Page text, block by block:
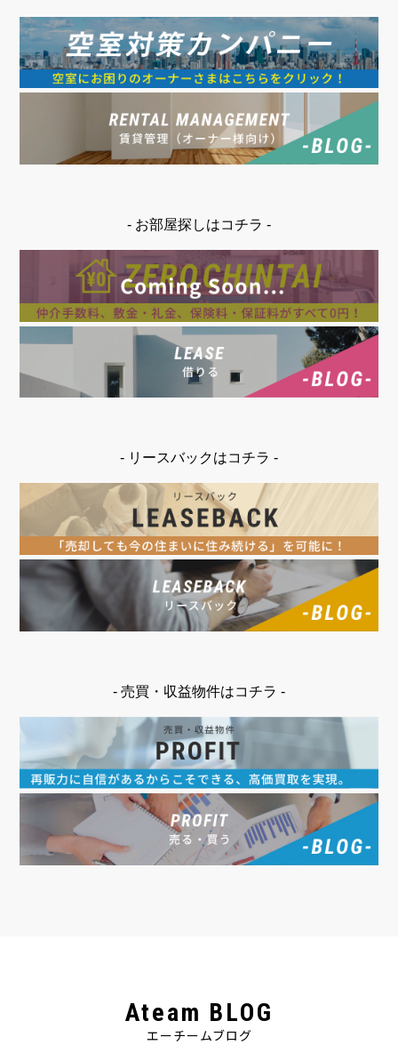
- お部屋探しはコチラ -
- リースバックはコチラ -
- 売買・収益物件はコチラ -
Ateam BLOG
エーチームブログ